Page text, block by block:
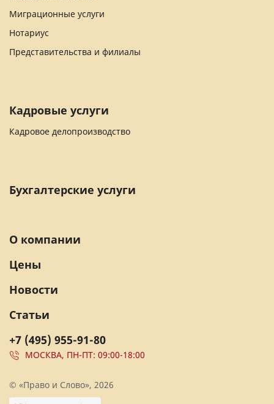
Миграционные услуги
Нотариус
Представительства и филиалы
Кадровые услуги
Кадровое делопроизводство
Бухгалтерские услуги
+7 (495) 955-91-80
МОСКВА, ПН-ПТ: 09:00-18:00
О компании
Цены
Новости
Статьи
© «Право и Слово», 2026